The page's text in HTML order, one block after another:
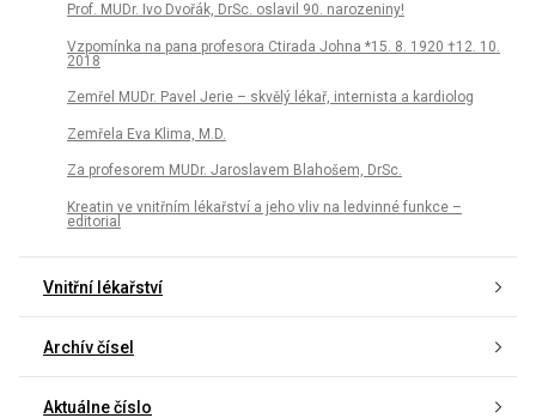
Prof. MUDr. Ivo Dvořák, DrSc. oslavil 90. narozeniny!
Vzpomínka na pana profesora Ctirada Johna *15. 8. 1920 †12. 10.
2018
Zemřel MUDr. Pavel Jerie – skvělý lékař, internista a kardiolog
Zemřela Eva Klima, M.D.
Za profesorem MUDr. Jaroslavem Blahošem, DrSc.
Kreatin ve vnitřním lékařství a jeho vliv na ledvinné funkce –
editorial
Vnitřní lékařství
Archív čísel
Aktuálne číslo